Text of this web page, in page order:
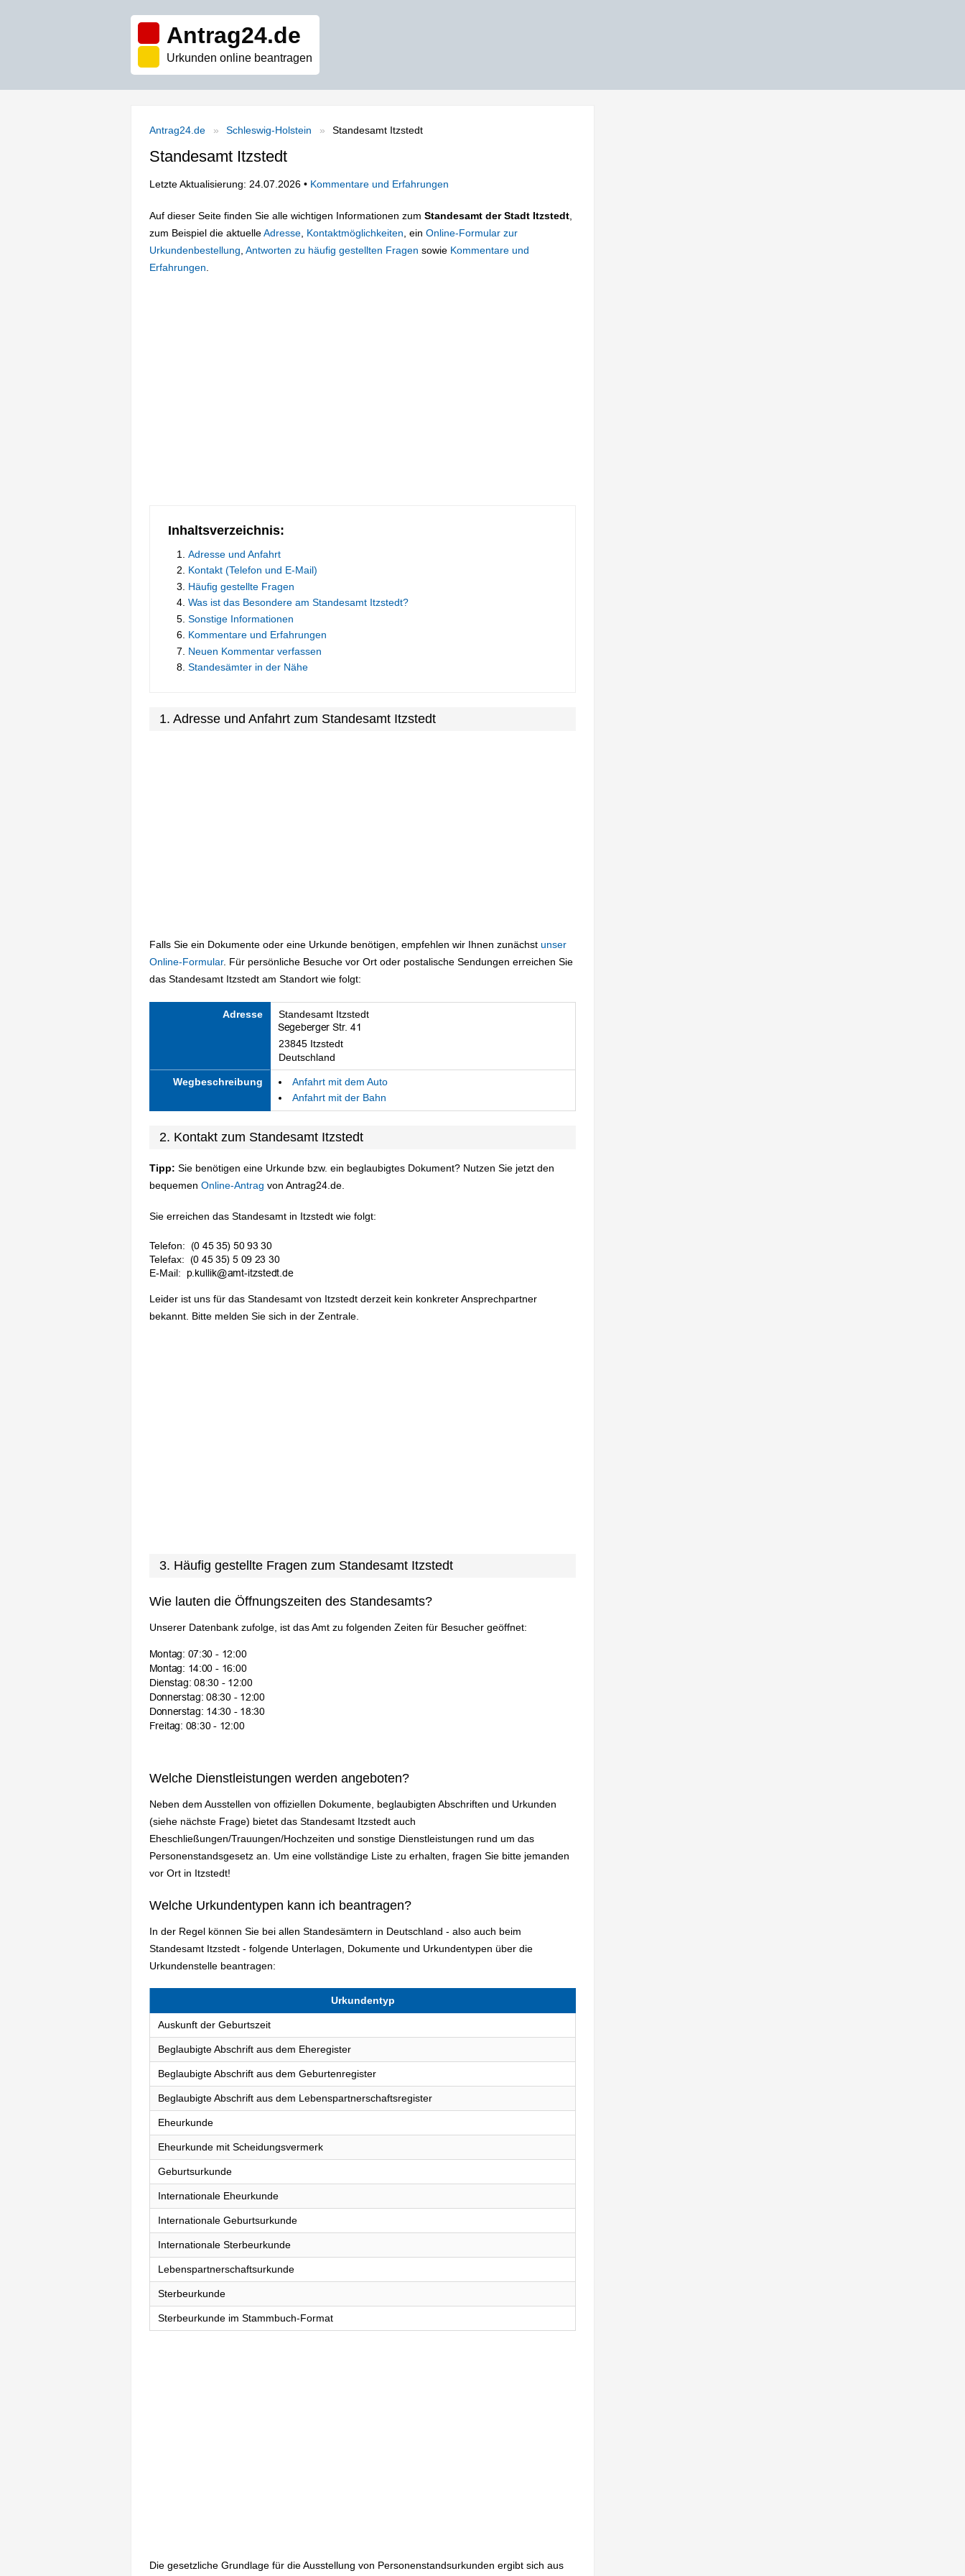
Antrag24.de
Urkunden online beantragen
Antrag24.de Schleswig-Holstein Standesamt Itzstedt
Standesamt Itzstedt
Letzte Aktualisierung: 24.07.2026 • Kommentare und Erfahrungen
Auf dieser Seite finden Sie alle wichtigen Informationen zum Standesamt der Stadt Itzstedt
zum Beispiel die aktuelleAdresse Kontaktmöglichkeiten , ein Online-Formular zur
Urkundenbestellung Antworten zu häufig gestellten Fragen sowie Kommentare und
Erfahrungen
Inhaltsverzeichnis:
Adresse und Anfahrt
Kontakt (Telefon und E-Mail)
Häufig gestellte Fragen
Was ist das Besondere am Standesamt Itzstedt?
Sonstige Informationen
Kommentare und Erfahrungen
Neuen Kommentar verfassen
Standesämter in der Nähe
1. Adresse und Anfahrt zum Standesamt Itzstedt
Falls Sie ein Dokumente oder eine Urkunde benötigen, empfehlen wir Ihnen zunächst unser
Online-Formular. Für persönliche Besuche vor Ort oder postalische Sendungen erreichen Sie
das Standesamt Itzstedt am Standort wie folgt:
Adresse Standesamt Itzstedt
23845 Itzstedt
Deutschland
Wegbeschreibung
Anfahrt mit dem Auto
Anfahrt mit der Bahn
2. Kontakt zum Standesamt Itzstedt
Tipp: Sie benötigen eine Urkunde bzw. ein beglaubigtes Dokument? Nutzen Sie jetzt den
bequemen Online-Antrag von Antrag24.de.
Sie erreichen das Standesamt in Itzstedt wie folgt:
Telefon:
Telefax:
E-Mail:
Leider ist uns für das Standesamt von Itzstedt derzeit kein konkreter Ansprechpartner
bekannt. Bitte melden Sie sich in der Zentrale.
3. Häufig gestellte Fragen zum Standesamt Itzstedt
Wie lauten die Öffnungszeiten des Standesamts?
Unserer Datenbank zufolge, ist das Amt zu folgenden Zeiten für Besucher geöffnet:
Welche Dienstleistungen werden angeboten?
Neben dem Ausstellen von offiziellen Dokumente, beglaubigten Abschriften und Urkunden
(siehe nächste Frage) bietet das Standesamt Itzstedt auch
Eheschließungen/Trauungen/Hochzeiten und sonstige Dienstleistungen rund um das
Personenstandsgesetz an. Um eine vollständige Liste zu erhalten, fragen Sie bitte jemanden
vor Ort in Itzstedt!
Welche Urkundentypen kann ich beantragen?
In der Regel können Sie bei allen Standesämtern in Deutschland - also auch beim
Standesamt Itzstedt - folgende Unterlagen, Dokumente und Urkundentypen über die
Urkundenstelle beantragen:
Urkundentyp
Auskunft der Geburtszeit
Beglaubigte Abschrift aus dem Eheregister
Beglaubigte Abschrift aus dem Geburtenregister
Beglaubigte Abschrift aus dem Lebenspartnerschaftsregister
Eheurkunde
Eheurkunde mit Scheidungsvermerk
Geburtsurkunde
Internationale Eheurkunde
Internationale Geburtsurkunde
Internationale Sterbeurkunde
Lebenspartnerschaftsurkunde
Sterbeurkunde
Sterbeurkunde im Stammbuch-Format
Die gesetzliche Grundlage für die Ausstellung von Personenstandsurkunden ergibt sich aus